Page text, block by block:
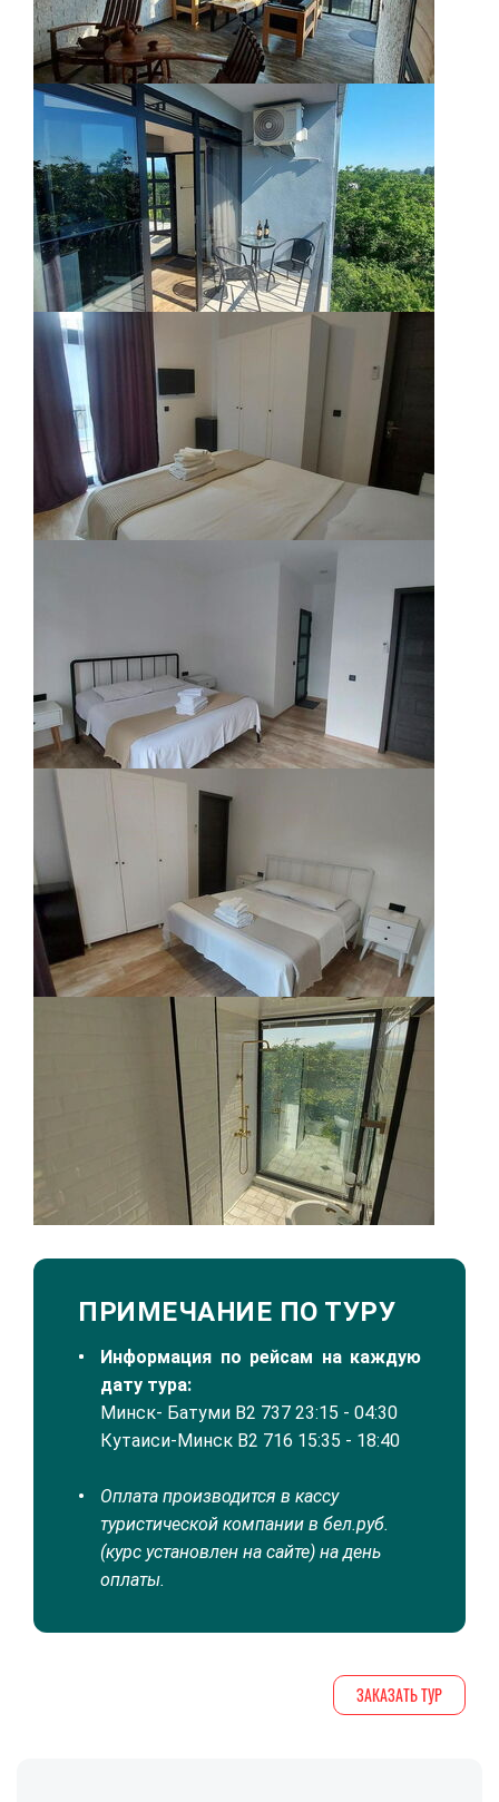
ПРИМЕЧАНИЕ ПО ТУРУ
Информация по рейсам на каждую
дату тура:
Минск- Батуми B2 737 23:15 - 04:30
Кутаиси-Минск B2 716 15:35 - 18:40
Оплата производится в кассу
туристической компании в бел.руб.
(курс установлен на сайте) на день
оплаты.
ЗАКАЗАТЬ ТУР